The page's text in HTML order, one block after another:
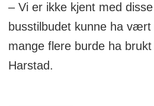
– Vi er ikke kjent med
busstilbudet kunne ha
mange flere burde ha
Harstad.